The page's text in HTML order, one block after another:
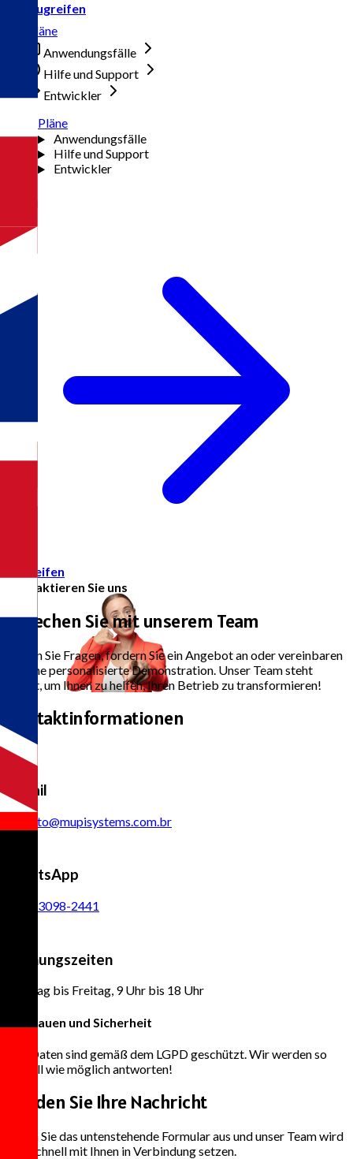
Zugreifen
Pläne
Anwendungsfälle
Hilfe und Support
Entwickler
Pläne
Anwendungsfälle
Hilfe und Support
Entwickler
Zugreifen
Kontaktieren Sie uns
Sprechen Sie mit unserem Team
Stellen Sie Fragen, fordern Sie ein Angebot an oder vereinbaren
Sie eine personalisierte Demonstration. Unser Team steht
bereit, um Ihnen zu helfen, Ihren Betrieb zu transformieren!
Kontaktinformationen
E-mail
contato@mupisystems.com.br
WhatsApp
(11) 93098-2441
Öffnungszeiten
Montag bis Freitag, 9 Uhr bis 18 Uhr
Vertrauen und Sicherheit
Ihre Daten sind gemäß dem LGPD geschützt. Wir werden so
schnell wie möglich antworten!
Senden Sie Ihre Nachricht
Füllen Sie das untenstehende Formular aus und unser Team wird
sich schnell mit Ihnen in Verbindung setzen.